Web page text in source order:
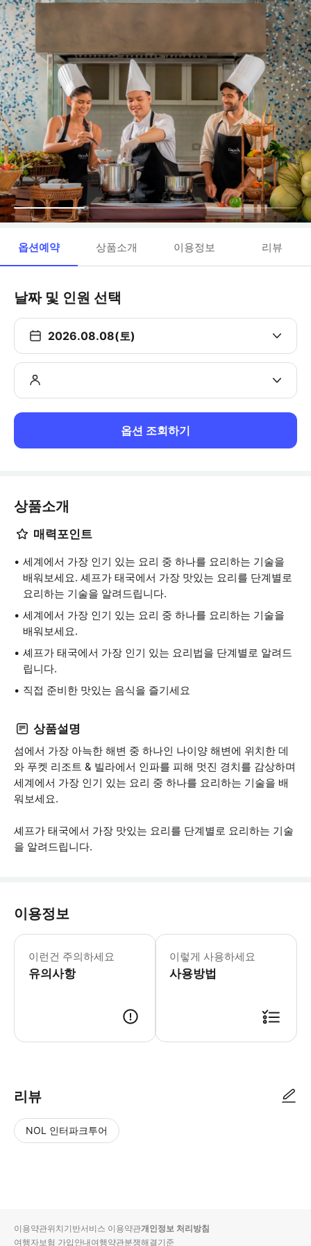
옵션예약 상품소개 이용정보 리뷰
날짜 및 인원 선택
2026.08.08(토)
옵션 조회하기
상품소개
매력포인트
세계에서 가장 인기 있는 요리 중 하나를 요리하는 기술을
배워보세요. 셰프가 태국에서 가장 맛있는 요리를 단계별로
요리하는 기술을 알려드립니다.
세계에서 가장 인기 있는 요리 중 하나를 요리하는 기술을
배워보세요.
셰프가 태국에서 가장 인기 있는 요리법을 단계별로 알려드
립니다.
직접 준비한 맛있는 음식을 즐기세요
상품설명
섬에서 가장 아늑한 해변 중 하나인 나이양 해변에 위치한 데
와 푸켓 리조트 & 빌라에서 인파를 피해 멋진 경치를 감상하며
세계에서 가장 인기 있는 요리 중 하나를 요리하는 기술을 배
워보세요.
셰프가 태국에서 가장 맛있는 요리를 단계별로 요리하는 기술
을 알려드립니다.
이용정보
이런건 주의하세요
유의사항
이렇게 사용하세요
사용방법
리뷰
NOL 인터파크투어
입니
순
상
이용약관위치기반서비스 이용약관개인정보 처리방침
여행자보험 가입안내여행약관분쟁해결기준